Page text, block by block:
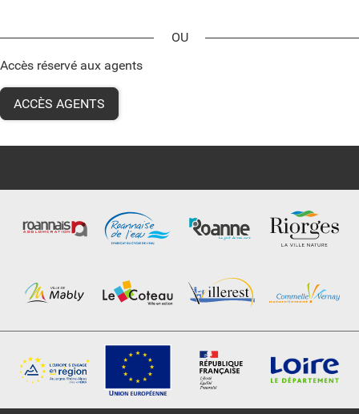
Accès réservé aux agents
ACCÈS AGENTS